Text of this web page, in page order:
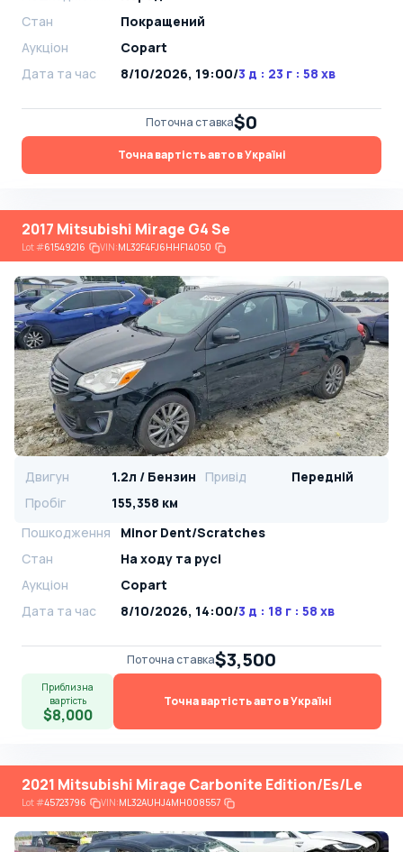
Стан
Покращений
Аукціон
Copart
Дата та час
8/10/2026, 19:00/3 д : 23 г : 58 хв
Поточна ставка$0
Точна вартість авто в Україні
2017 Mitsubishi Mirage G4 Se
Lot#61549216 VIN:ML32F4FJ6HHF14050
Двигун 1.2л / Бензин Привід
Передній
Пробіг
155,358 км
Пошкодження
Minor Dent/Scratches
Стан
На ​​ходу та русі
Аукціон
Copart
Дата та час
8/10/2026, 14:00/3 д : 18 г : 58 хв
Поточна ставка$3,500
Приблизна
вартість
$8,000
Точна вартість авто в Україні
2021 Mitsubishi Mirage Carbonite Edition/Es/Le
Lot#45723796 VIN:ML32AUHJ4MH008557